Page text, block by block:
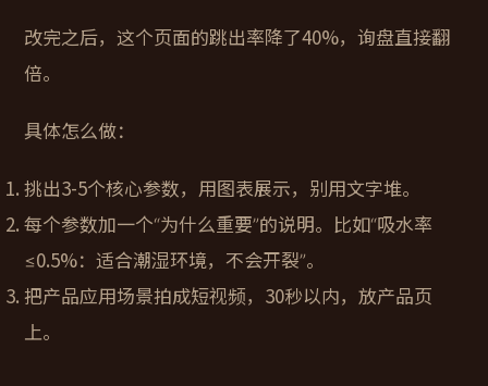
改完之后，这个页面的跳出率降了40%，询盘直接翻
倍。
具体怎么做：
挑出3-5个核心参数，用图表展示，别用文字堆。
每个参数加一个“为什么重要”的说明。比如“吸水率
≤0.5%：适合潮湿环境，不会开裂”。
把产品应用场景拍成短视频，30秒以内，放产品页
上。